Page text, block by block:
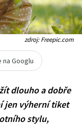
zdroj: Freepic.com
Googlu
dlouho a dobře
jen výherní tiket
stylu,